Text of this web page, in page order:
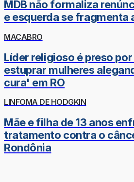
MDB não formaliza
e esquerda se fragmenta
MACABRO
Líder religioso é preso
estuprar mulheres
cura' em RO
LINFOMA DE HODGKIN
Mãe e filha de 13 anos
tratamento contra o
Rondônia